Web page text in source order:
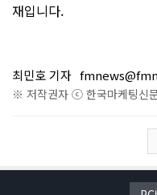
재입니다.
최민호 기자
※ 저작권자 ⓒ 한국마케팅신